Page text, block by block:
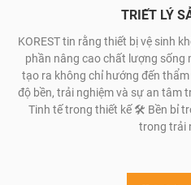
TRIẾT LÝ
KOREST tin rằng thiết bị vệ sinh
phần nâng cao chất lượng sống
tạo ra không chỉ hướng đến
độ bền, trải nghiệm và sự an tâm
Tinh tế trong thiết kế 🛠️ Bền bỉ
trong trải